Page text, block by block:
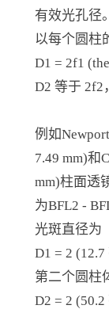
有效光孔径
以每个圆柱
D1 = 2f1
D2 等于 2f2
例如
7.49 mm)和
mm)柱面透
为BFL2 -
光斑直径为
D1 = 2
第二个圆柱
D2 = 2